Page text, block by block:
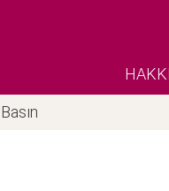
Basın